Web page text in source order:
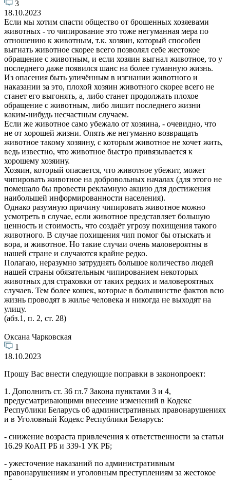
3
18.10.2023
Если мы хотим спасти общество от брошенных хозяевами
животных - то чипирование это тоже негуманная мера по
отношению к животным, т.к. хозяин, который способен
выгнать животное скорее всего позволял себе жестокое
обращение с животным, и если хозяин выгнал животное, то у
последнего даже появился шанс на более гуманную жизнь.
Из опасения быть уличённым в изгнании животного и
наказании за это, плохой хозяин животного скорее всего не
станет его выгонять, а, либо станет продолжать плохое
обращение с животным, либо лишит последнего жизни
каким-нибудь несчастным случаем.
Если же животное само убежало от хозяина, - очевидно, что
не от хорошей жизни. Опять же негуманно возвращать
животное такому хозяину, с которым животное не хочет жить,
ведь известно, что животное быстро привязывается к
хорошему хозяину.
Хозяин, который опасается, что животное убежит, может
чипировать животное на добровольных началах (для этого не
помешало бы провести рекламную акцию для достижения
наибольшей информированности населения).
Однако разумную причину чипировать животное можно
усмотреть в случае, если животное представляет большую
ценность и стоимость, что создаёт угрозу похищения такого
животного. В случае похищения чип помог бы отыскать и
вора, и животное. Но такие случаи очень маловероятны в
нашей стране и случаются крайне редко.
Полагаю, неразумно затруднять большое количество людей
нашей страны обязательным чипированием некоторых
животных для страховки от таких редких и маловероятных
случаев. Тем более кошек, которые в большинстве фактов всю
жизнь проводят в жилье человека и никогда не выходят на
улицу.
(абз.1, п. 2, ст. 28)
Оксана Чарковская
1
18.10.2023
Прошу Вас внести следующие поправки в законопроект:
1. Дополнить ст. 36 гл.7 Закона пунктами 3 и 4,
предусматривающими внесение изменений в Кодекс
Республики Беларусь об административных правонарушениях
и в Уголовный Кодекс Республики Беларусь:
- снижение возраста привлечения к ответственности за статьи
16.29 КоАП РБ и 339-1 УК РБ;
- ужесточение наказаний по административным
правонарушениям и уголовным преступлениям за жестокое